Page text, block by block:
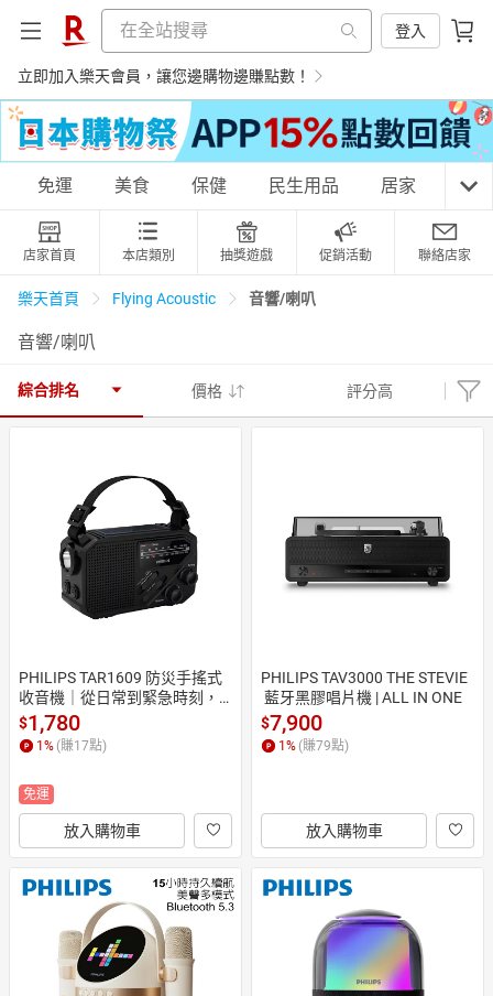
登入
立即加入樂天會員，讓您邊購物邊賺點數！
購物網分類
天天免運 美食蛋糕 養生保健
居家生活 3C家電 親子玩具
日本購物 電子/紙本書
HOT
免運 美食 保健 民生用品 居家 3C
店家首頁 本店類別 抽獎遊戲 促銷活動 聯絡店家
樂天首頁 Flying Acoustic 音響/喇叭
音響/喇叭
綜合排名 價格 評分高
PHILIPS TAR1609 防災手搖式
收音機｜從日常到緊急時刻，
萬能收音機一台在手安心無
憂！
$1,780
1 % (賺17點)
免運
放入購物車
PHILIPS TAV3000 THE STEVIE
藍牙黑膠唱片機 | ALL IN ONE
$7,900
1 % (賺79點)
放入購物車